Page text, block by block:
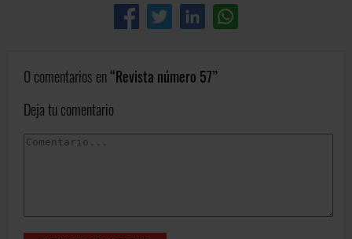
0 comentarios en Revista número 57
Deja tu comentario